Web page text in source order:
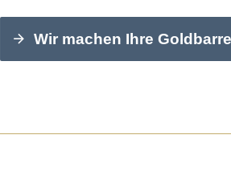
Wir machen Ihre